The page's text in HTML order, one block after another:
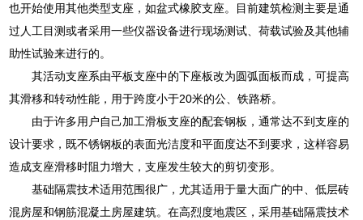
也开始使用其他类型支座，如盆式橡胶支座。目前建筑检测主要是通
过人工目测或者采用一些仪器设备进行现场测试、荷载试验及其他辅
助性试验来进行的。
其活动支座系由平板支座中的下座板改为圆弧面板而成，可提高
其滑移和转动性能，用于跨度小于20米的公、铁路桥。
由于许多用户自己加工滑板支座的配套钢板，通常达不到支座的
设计要求，既不锈钢板的表面光洁度和平面度达不到要求，这样容易
造成支座滑移时阻力增大，支座发生较大的剪切变形。
基础隔震技术适用范围很广，尤其适用于量大面广的中、低层砖
混房屋和钢筋混凝土房屋建筑。在高烈度地震区，采用基础隔震技术